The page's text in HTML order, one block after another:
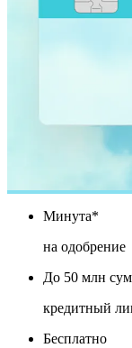
Минута*
на одобрение
До 50 млн
кредитный
Бесплатно